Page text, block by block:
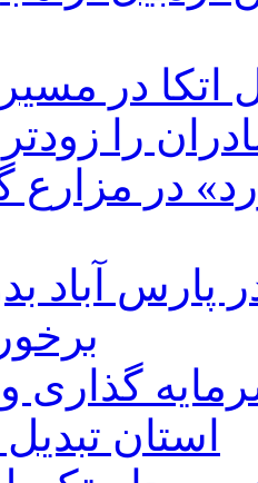
در
را
در مزارع
پارس آباد
گذاری
استان